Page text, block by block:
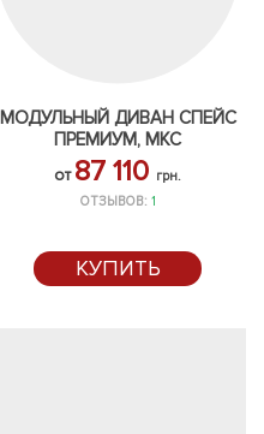
МОДУЛЬНЫЙ ДИВАН СПЕЙС
ПРЕМИУМ, МКС
от 87 110 грн.
ОТЗЫВОВ: 1
КУПИТЬ